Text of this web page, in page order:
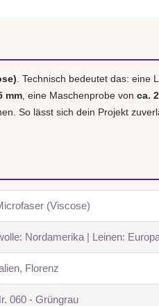
. Technisch bedeutet das: eine
mm , eine Maschenprobe von ca.
So lässt sich dein Projekt
(Viscose)
Nordamerika | Leinen:
Florenz
060 - Grüngrau